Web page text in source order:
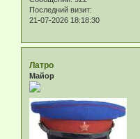
Последний визит:
21-07-2026 18:18:30
Латро
Майор